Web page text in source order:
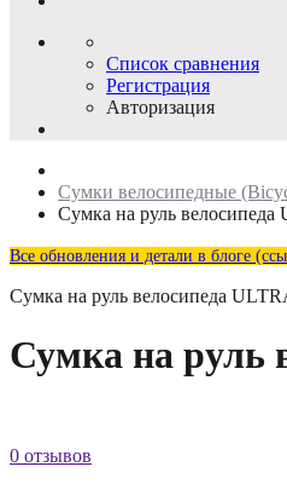
Список сравнения
Регистрация
Авторизация
Сумки велосипедные
Сумка на руль
Все обновления и детали в блоге
Сумка на руль велосипеда
Сумка на руль
0 отзывов